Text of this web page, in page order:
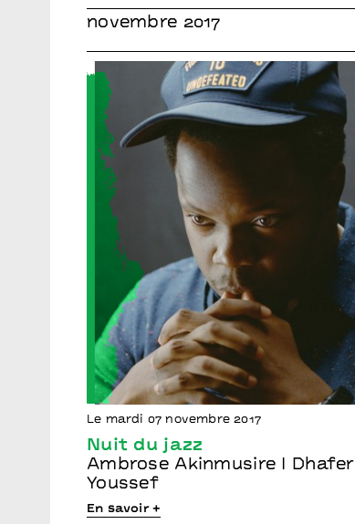
novembre 2017
Le mardi 07 novembre 2017
Nuit du jazz
Ambrose Akinmusire I Dhafer
Youssef
En savoir +